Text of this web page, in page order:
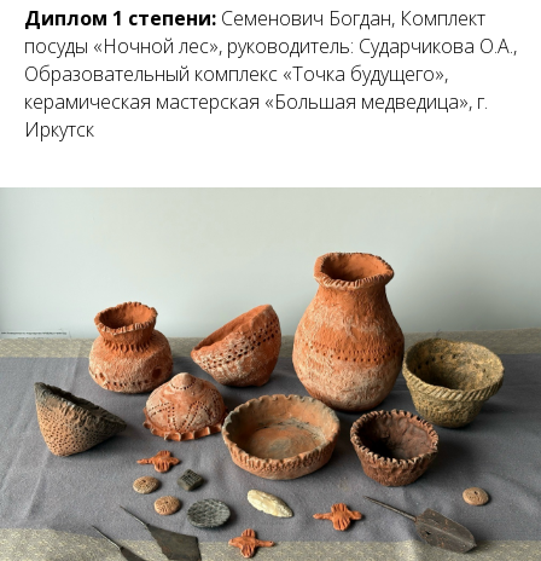
Диплом 1 степени: Семенович Богдан, Комплект
посуды «Ночной лес», руководитель: Сударчикова О.А.,
Образовательный комплекс «Точка будущего»,
керамическая мастерская «Большая медведица», г.
Иркутск